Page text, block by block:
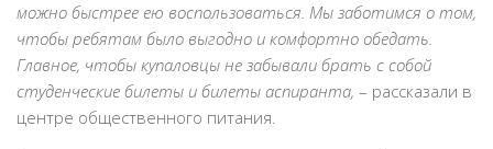
можно быстрее ею воспользоваться. Мы заботимся о том,
чтобы ребятам было выгодно и комфортно обедать.
Главное, чтобы купаловцы не забывали брать с собой
студенческие билеты и билеты аспиранта, – рассказали в
центре общественного питания.